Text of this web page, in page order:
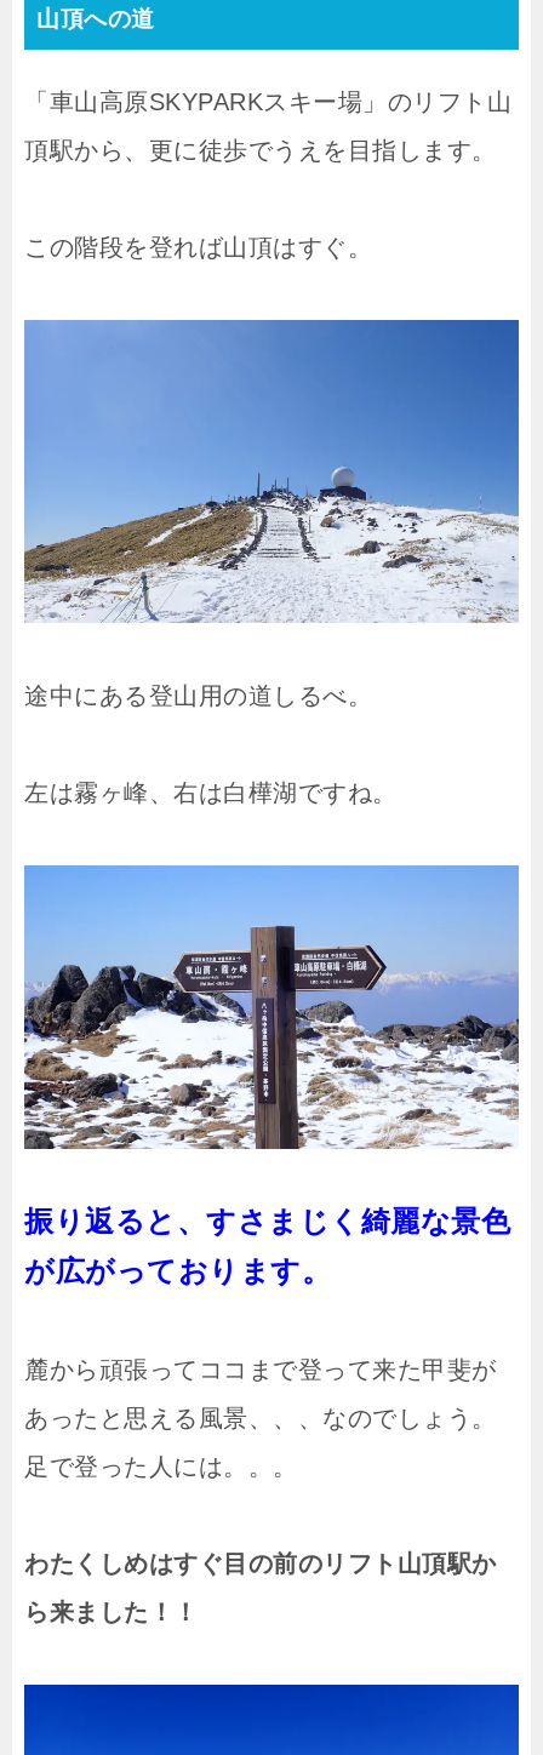
山頂への道
「車山高原SKYPARKスキー場」のリフト山
頂駅から、更に徒歩でうえを目指します。
この階段を登れば山頂はすぐ。
途中にある登山用の道しるべ。
左は霧ヶ峰、右は白樺湖ですね。
振り返ると、すさまじく綺麗な景色
が広がっております。
麓から頑張ってココまで登って来た甲斐が
あったと思える風景、、、なのでしょう。
足で登った人には。。。
わたくしめはすぐ目の前のリフト山頂駅か
ら来ました！！